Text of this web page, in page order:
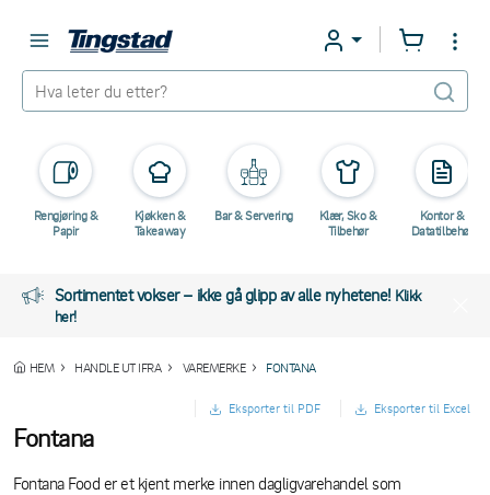
Rengjøring &
Papir
Kjøkken &
Takeaway
Bar & Servering
Klær, Sko &
Tilbehør
Kontor &
Datatilbehør
Sortimentet vokser – ikke gå glipp av alle nyhetene! Klikk
her!
HEM HANDLE UT IFRA VAREMERKE FONTANA
Eksporter til PDF Eksporter til Excel
Fontana
Fontana Food er et kjent merke innen dagligvarehandel som